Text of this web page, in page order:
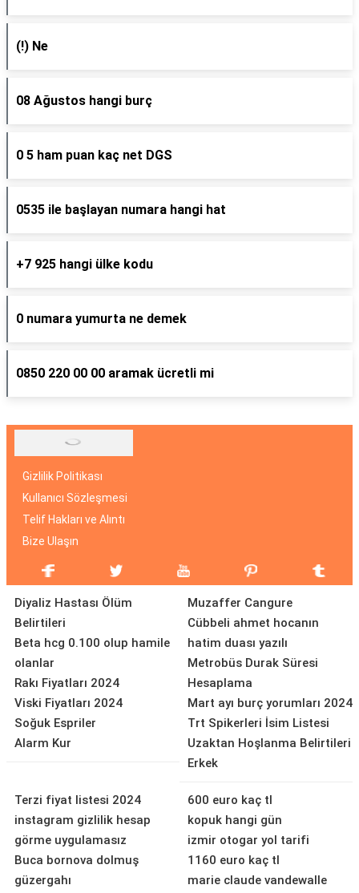
(!) Ne
08 Ağustos hangi burç
0 5 ham puan kaç net DGS
0535 ile başlayan numara hangi hat
+7 925 hangi ülke kodu
0 numara yumurta ne demek
0850 220 00 00 aramak ücretli mi
Gizlilik Politikası
Kullanıcı Sözleşmesi
Telif Hakları ve Alıntı
Bize Ulaşın
Diyaliz Hastası Ölüm
Belirtileri
Beta hcg 0.100 olup hamile
olanlar
Rakı Fiyatları 2024
Viski Fiyatları 2024
Soğuk Espriler
Alarm Kur
Muzaffer Cangure
Cübbeli ahmet hocanın
hatim duası yazılı
Metrobüs Durak Süresi
Hesaplama
Mart ayı burç yorumları 2024
Trt Spikerleri İsim Listesi
Uzaktan Hoşlanma Belirtileri
Erkek
Terzi fiyat listesi 2024
instagram gizlilik hesap
görme uygulamasız
Buca bornova dolmuş
güzergahı
600 euro kaç tl
kopuk hangi gün
izmir otogar yol tarifi
1160 euro kaç tl
marie claude vandewalle